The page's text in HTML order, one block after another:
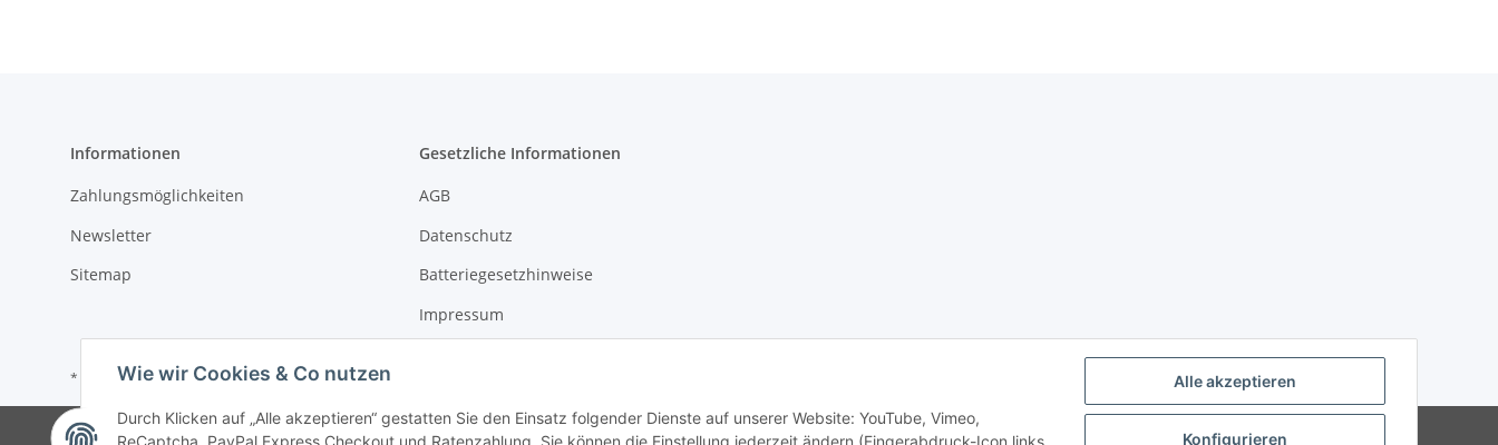
Alle akzeptieren
Konfigurieren
Wie wir Cookies & Co nutzen
Durch Klicken auf „Alle akzeptieren“ gestatten Sie den Einsatz folgender Dienste auf unserer Website: YouTube, Vimeo,
Informationen
Zahlungsmöglichkeiten
Newsletter
Sitemap
Gesetzliche Informationen
AGB
Datenschutz
Batteriegesetzhinweise
Impressum
* Alle Preise zzgl. gesetzlicher USt.
© Mario's Dogshop B2B by Hickethier GmbH Powered by